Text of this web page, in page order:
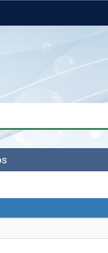
Ministério
Regional
Advocacia-